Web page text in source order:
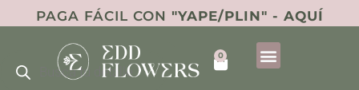
al
contenido
PAGA FÁCIL CON "YAPE/PLIN" - AQUÍ
0
Cart